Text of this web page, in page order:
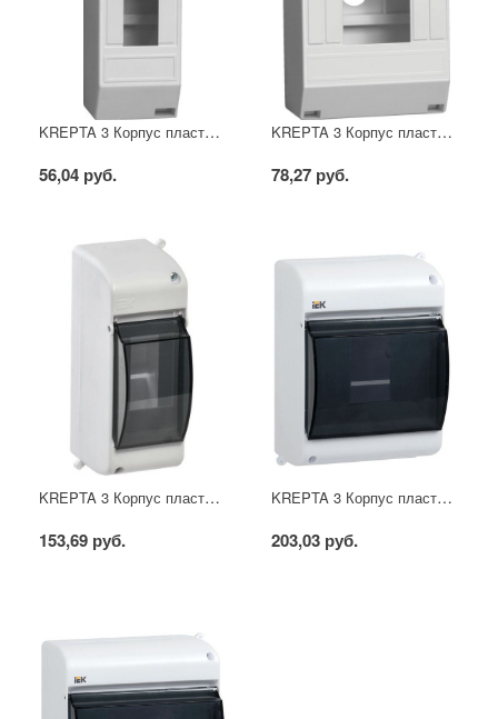
KREPTA 3 Корпус пластиковый КМПн 1/2 IP20 белый IEK
56,04 руб.
KREPTA 3 Корпус пластиковый КМПн 1/4 IP20 белый IEK
78,27 руб.
KREPTA 3 Корпус пластиковый КМПн 2/2 IP30 белый IEK
153,69 руб.
KREPTA 3 Корпус пластиковый КМПн 2/4 IP30 белый IEK
203,03 руб.